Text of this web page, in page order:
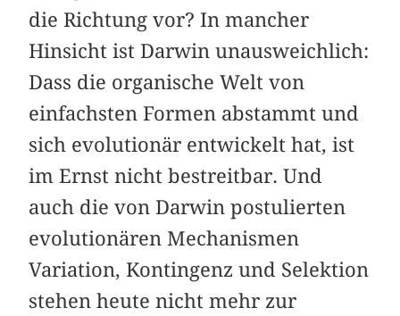
die Richtung vor? In mancher
Hinsicht ist Darwin unausweichlich:
Dass die organische Welt von
einfachsten Formen abstammt und
sich evolutionär entwickelt hat, ist
im Ernst nicht bestreitbar. Und
auch die von Darwin postulierten
evolutionären Mechanismen
Variation, Kontingenz und Selektion
stehen heute nicht mehr zur